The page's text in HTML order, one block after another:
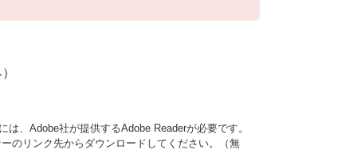
、Adobe社が提供するAdobe Readerが必要です。
のリンク先からダウンロードしてください。（無